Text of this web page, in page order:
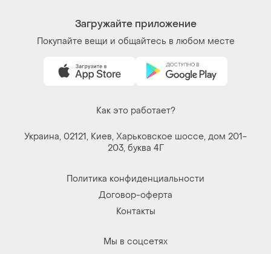
Загружайте приложение
Покупайте вещи и общайтесь в любом месте
Как это работает?
Украина, 02121, Киев, Харьковское шоссе, дом 201-
203, буква 4Г
Политика конфиденциальности
Договор-оферта
Контакты
Мы в соцсетях